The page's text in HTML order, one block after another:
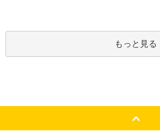
もっと見る